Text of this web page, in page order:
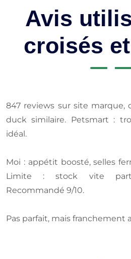
Avis
croisés
847 reviews sur site marque,
duck similaire. Petsmart :
idéal.
Moi : appétit boosté, selles
Limite : stock vite
Recommandé 9/10.
Pas parfait, mais franchement